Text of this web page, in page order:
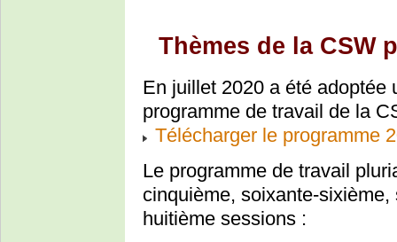
Thèmes de la CSW
En juillet 2020 a été adoptée
programme de travail de la
Télécharger le programme
Le programme de travail
cinquième, soixante-
huitième sessions :